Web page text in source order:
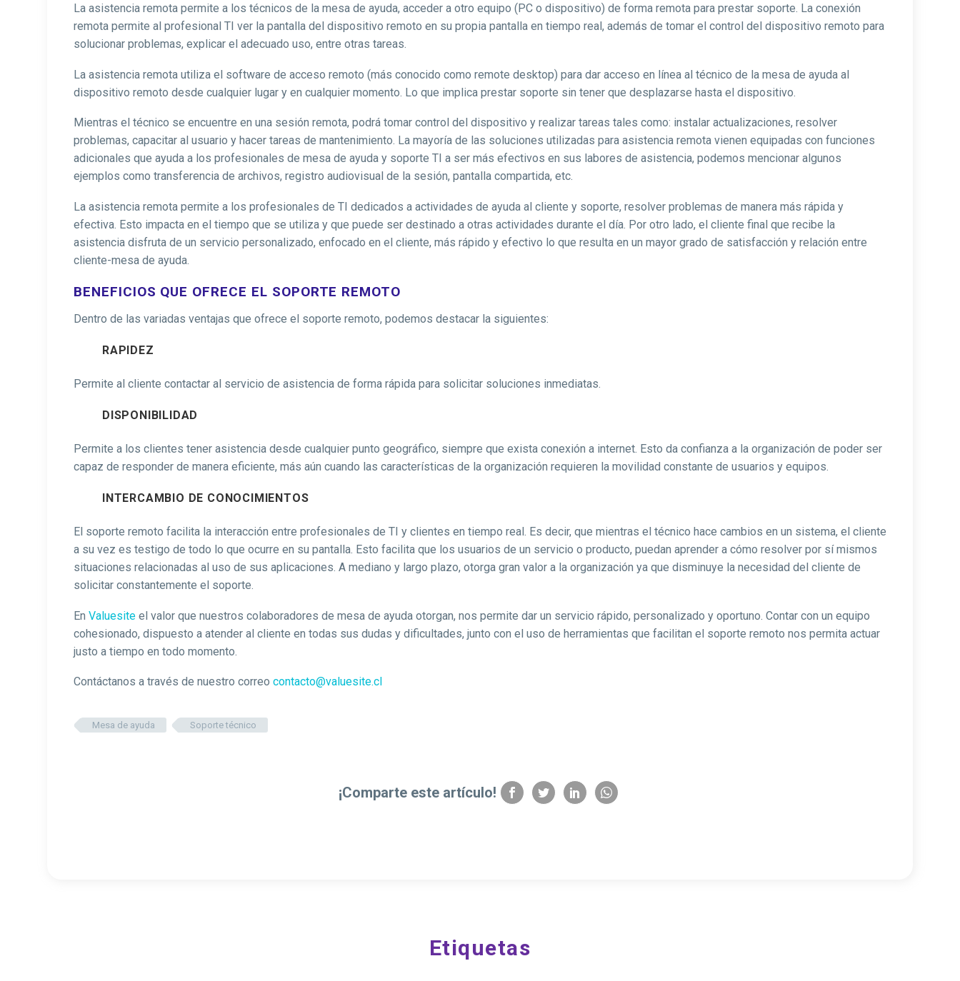
La asistencia remota permite a los técnicos de la mesa de ayuda, acceder a otro equipo (PC o dispositivo) de forma remota para prestar soporte. La conexión
remota permite al profesional TI ver la pantalla del dispositivo remoto en su propia pantalla en tiempo real, además de tomar el control del dispositivo remoto para
solucionar problemas, explicar el adecuado uso, entre otras tareas.
La asistencia remota utiliza el software de acceso remoto (más conocido como remote desktop) para dar acceso en línea al técnico de la mesa de ayuda al
dispositivo remoto desde cualquier lugar y en cualquier momento. Lo que implica prestar soporte sin tener que desplazarse hasta el dispositivo.
Mientras el técnico se encuentre en una sesión remota, podrá tomar control del dispositivo y realizar tareas tales como: instalar actualizaciones, resolver
problemas, capacitar al usuario y hacer tareas de mantenimiento. La mayoría de las soluciones utilizadas para asistencia remota vienen equipadas con funciones
adicionales que ayuda a los profesionales de mesa de ayuda y soporte TI a ser más efectivos en sus labores de asistencia, podemos mencionar algunos
ejemplos como transferencia de archivos, registro audiovisual de la sesión, pantalla compartida, etc.
La asistencia remota permite a los profesionales de TI dedicados a actividades de ayuda al cliente y soporte, resolver problemas de manera más rápida y
efectiva. Esto impacta en el tiempo que se utiliza y que puede ser destinado a otras actividades durante el día. Por otro lado, el cliente final que recibe la
asistencia disfruta de un servicio personalizado, enfocado en el cliente, más rápido y efectivo lo que resulta en un mayor grado de satisfacción y relación entre
cliente-mesa de ayuda.
BENEFICIOS QUE OFRECE EL SOPORTE REMOTO
Dentro de las variadas ventajas que ofrece el soporte remoto, podemos destacar la siguientes:
RAPIDEZ
Permite al cliente contactar al servicio de asistencia de forma rápida para solicitar soluciones inmediatas.
DISPONIBILIDAD
Permite a los clientes tener asistencia desde cualquier punto geográfico, siempre que exista conexión a internet. Esto da confianza a la organización de poder ser
capaz de responder de manera eficiente, más aún cuando las características de la organización requieren la movilidad constante de usuarios y equipos.
INTERCAMBIO DE CONOCIMIENTOS
El soporte remoto facilita la interacción entre profesionales de TI y clientes en tiempo real. Es decir, que mientras el técnico hace cambios en un sistema, el cliente
a su vez es testigo de todo lo que ocurre en su pantalla. Esto facilita que los usuarios de un servicio o producto, puedan aprender a cómo resolver por sí mismos
situaciones relacionadas al uso de sus aplicaciones. A mediano y largo plazo, otorga gran valor a la organización ya que disminuye la necesidad del cliente de
solicitar constantemente el soporte.
En Valuesite el valor que nuestros colaboradores de mesa de ayuda otorgan, nos permite dar un servicio rápido, personalizado y oportuno. Contar con un equipo
cohesionado, dispuesto a atender al cliente en todas sus dudas y dificultades, junto con el uso de herramientas que facilitan el soporte remoto nos permita actuar
justo a tiempo en todo momento.
Contáctanos a través de nuestro correo contacto@valuesite.cl
Mesa de ayuda Soporte técnico
¡Comparte este artículo!
Etiquetas